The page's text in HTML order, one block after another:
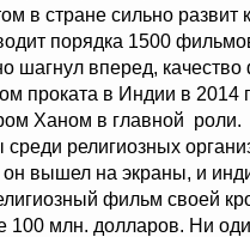
в стране сильно
порядка 1500
шагнул вперед,
проката в Индии в 2014
Ханом в главной роли.
среди религиозных
вышел на экраны, и
фильм своей
100 млн. долларов. Ни